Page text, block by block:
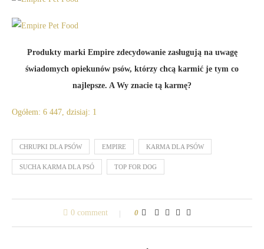
Produkty marki Empire zdecydowanie zasługują na uwagę
świadomych opiekunów psów, którzy chcą karmić je tym co
najlepsze. A Wy znacie tą karmę?
Ogółem: 6 447, dzisiaj: 1
CHRUPKI DLA PSÓW EMPIRE KARMA DLA PSÓW
SUCHA KARMA DLA PSÓ TOP FOR DOG
0 comment 0